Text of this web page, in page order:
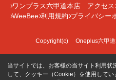
ワンプラス六甲道本店 アクセス
WeeBee 利用規約 プライバシー
Copyright(c) Oneplus六甲道
当サイトでは、お客様の当サイト利用状
して、クッキー（Cookie）を使用してい